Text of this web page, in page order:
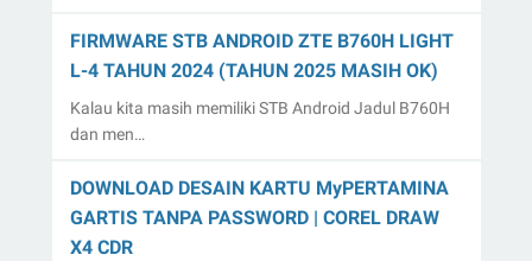
FIRMWARE STB ANDROID ZTE B760H LIGHT
L-4 TAHUN 2024 (TAHUN 2025 MASIH OK)
Kalau kita masih memiliki STB Android Jadul B760H
dan men…
DOWNLOAD DESAIN KARTU MyPERTAMINA
GARTIS TANPA PASSWORD | COREL DRAW
X4 CDR